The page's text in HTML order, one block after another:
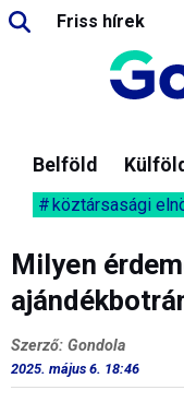
Friss hírek
Belföld
köztársasági
Milyen
Szerző: Gondola
2025. május 6. 18:46